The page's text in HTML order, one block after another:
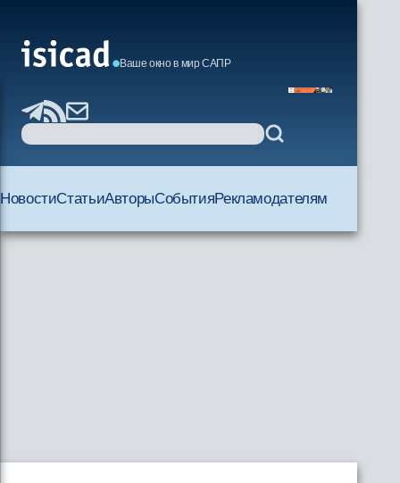
Ваше окно в мир САПР
НовостиСтатьиАвторыСобытияРекламодателям